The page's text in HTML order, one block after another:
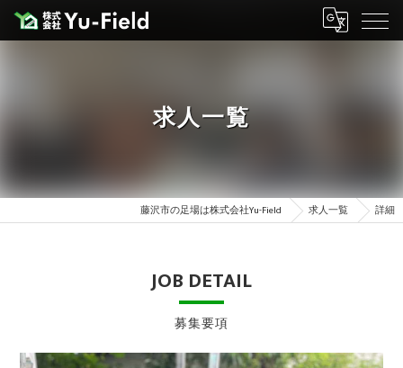
求人一覧
藤沢市の足場は株式会社Yu-Field 求人一覧 詳細
募集要項
JOB DETAIL